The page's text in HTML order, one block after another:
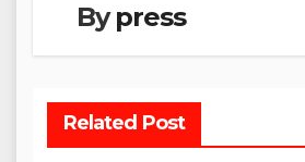
Bypress
Related Post